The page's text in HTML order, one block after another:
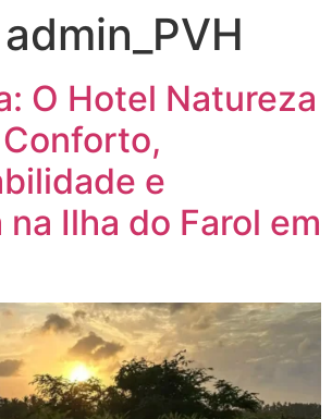
admin_PVH
O Hotel Natureza
e
Ilha do Farol em